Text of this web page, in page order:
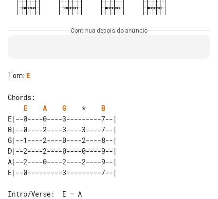
Continua depois do anúncio
Tom: E
Chords:
E
A G
    *
B
E|--0----0----3---------7--|
B|--0----2----3----3----7--|
G|--1----2----0----2----8--|
D|--2----2----0----0----9--|
A|--2----0----2----2----9--|
Intro/Verse:  E – A